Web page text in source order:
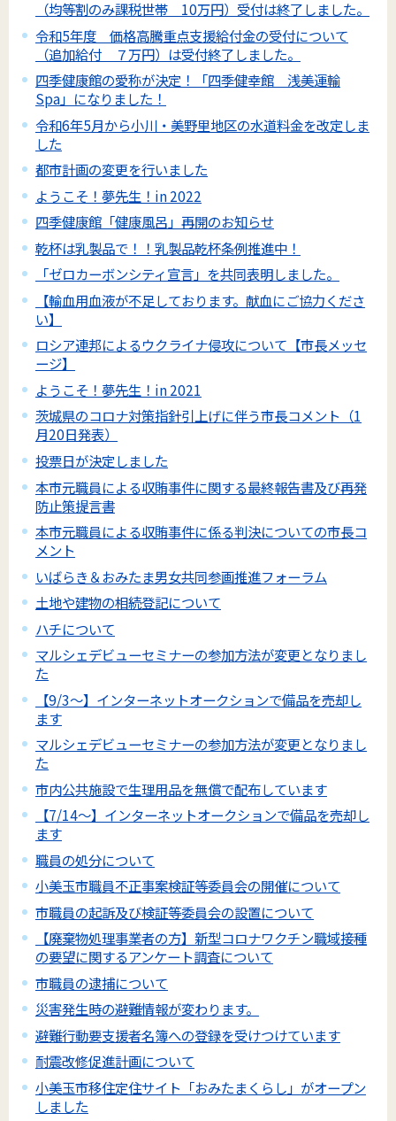
（均等割のみ課税世帯 10万円）受付は終了しました。
令和5年度 価格高騰重点支援給付金の受付について
（追加給付 ７万円）は受付終了しました。
四季健康館の愛称が決定！「四季健幸館 浅美運輸
Spa」になりました！
令和6年5月から小川・美野里地区の水道料金を改定しま
した
都市計画の変更を行いました
ようこそ！夢先生！in 2022
四季健康館「健康風呂」再開のお知らせ
乾杯は乳製品で！！乳製品乾杯条例推進中！
「ゼロカーボンシティ宣言」を共同表明しました。
【輸血用血液が不足しております。献血にご協力くださ
い】
ロシア連邦によるウクライナ侵攻について【市長メッセ
ージ】
ようこそ！夢先生！in 2021
茨城県のコロナ対策指針引上げに伴う市長コメント（1
月20日発表）
投票日が決定しました
本市元職員による収賄事件に関する最終報告書及び再発
防止策提言書
本市元職員による収賄事件に係る判決についての市長コ
メント
いばらき＆おみたま男女共同参画推進フォーラム
土地や建物の相続登記について
ハチについて
マルシェデビューセミナーの参加方法が変更となりまし
た
【9/3～】インターネットオークションで備品を売却し
ます
マルシェデビューセミナーの参加方法が変更となりまし
た
市内公共施設で生理用品を無償で配布しています
【7/14～】インターネットオークションで備品を売却し
ます
職員の処分について
小美玉市職員不正事案検証等委員会の開催について
市職員の起訴及び検証等委員会の設置について
【廃棄物処理事業者の方】新型コロナワクチン職域接種
の要望に関するアンケート調査について
市職員の逮捕について
災害発生時の避難情報が変わります。
避難行動要支援者名簿への登録を受けつけています
耐震改修促進計画について
小美玉市移住定住サイト「おみたまくらし」がオープン
しました